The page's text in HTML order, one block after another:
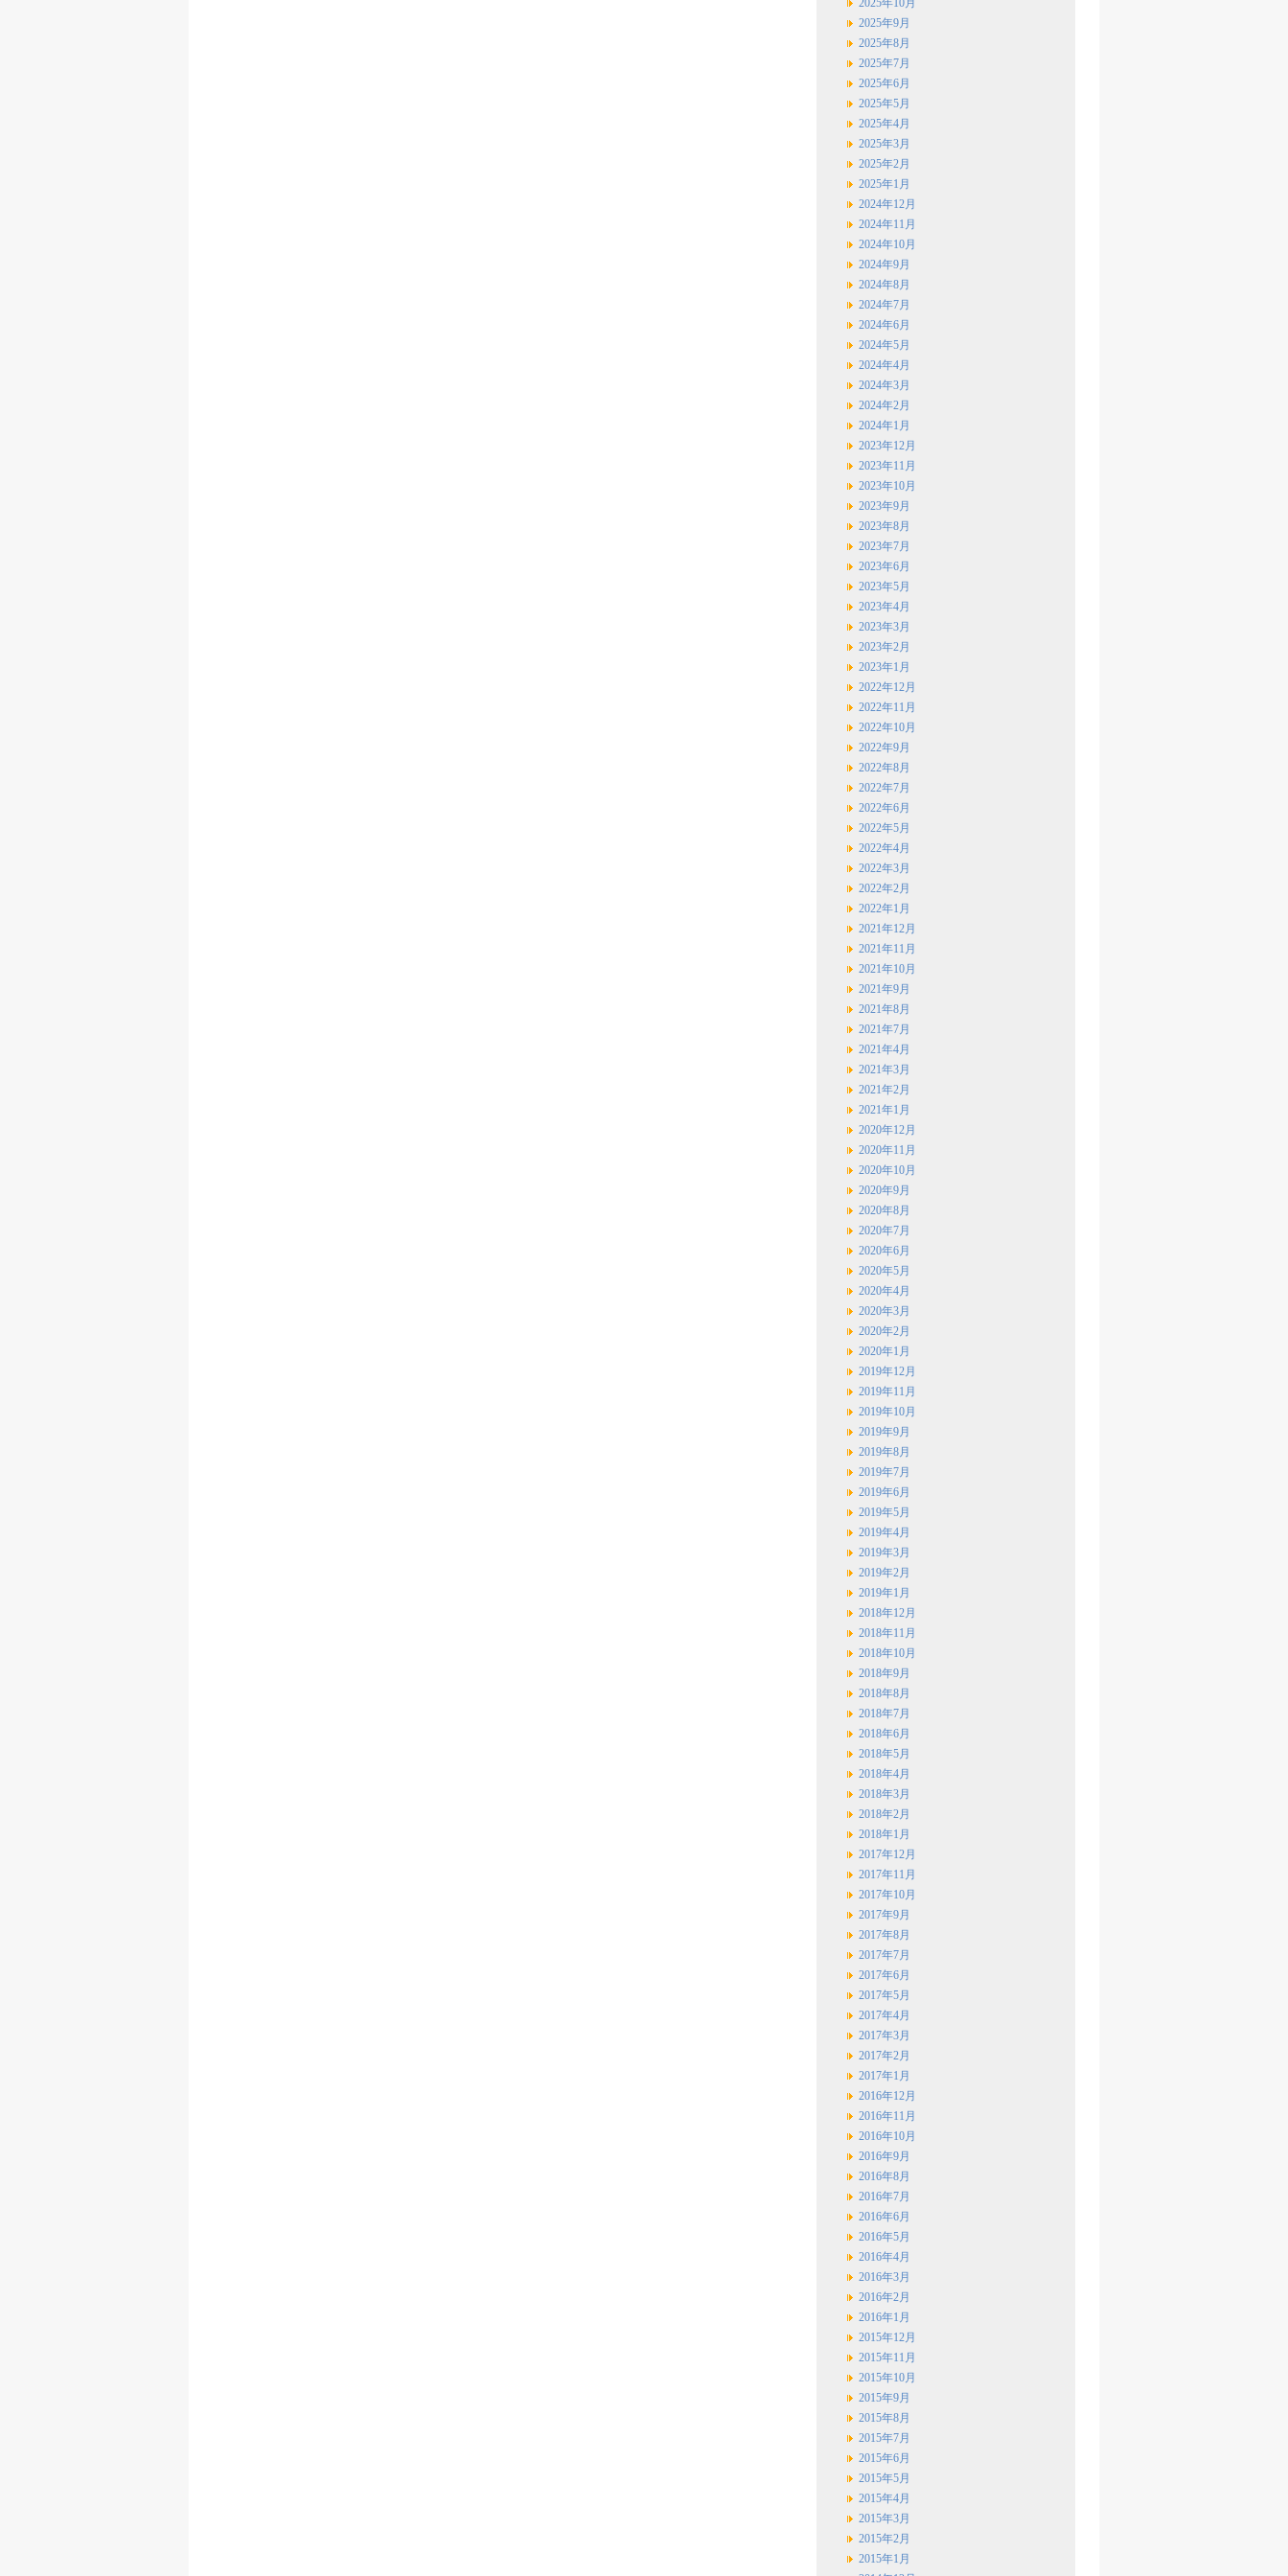
2025年10月
2025年9月
2025年8月
2025年7月
2025年6月
2025年5月
2025年4月
2025年3月
2025年2月
2025年1月
2024年12月
2024年11月
2024年10月
2024年9月
2024年8月
2024年7月
2024年6月
2024年5月
2024年4月
2024年3月
2024年2月
2024年1月
2023年12月
2023年11月
2023年10月
2023年9月
2023年8月
2023年7月
2023年6月
2023年5月
2023年4月
2023年3月
2023年2月
2023年1月
2022年12月
2022年11月
2022年10月
2022年9月
2022年8月
2022年7月
2022年6月
2022年5月
2022年4月
2022年3月
2022年2月
2022年1月
2021年12月
2021年11月
2021年10月
2021年9月
2021年8月
2021年7月
2021年4月
2021年3月
2021年2月
2021年1月
2020年12月
2020年11月
2020年10月
2020年9月
2020年8月
2020年7月
2020年6月
2020年5月
2020年4月
2020年3月
2020年2月
2020年1月
2019年12月
2019年11月
2019年10月
2019年9月
2019年8月
2019年7月
2019年6月
2019年5月
2019年4月
2019年3月
2019年2月
2019年1月
2018年12月
2018年11月
2018年10月
2018年9月
2018年8月
2018年7月
2018年6月
2018年5月
2018年4月
2018年3月
2018年2月
2018年1月
2017年12月
2017年11月
2017年10月
2017年9月
2017年8月
2017年7月
2017年6月
2017年5月
2017年4月
2017年3月
2017年2月
2017年1月
2016年12月
2016年11月
2016年10月
2016年9月
2016年8月
2016年7月
2016年6月
2016年5月
2016年4月
2016年3月
2016年2月
2016年1月
2015年12月
2015年11月
2015年10月
2015年9月
2015年8月
2015年7月
2015年6月
2015年5月
2015年4月
2015年3月
2015年2月
2015年1月